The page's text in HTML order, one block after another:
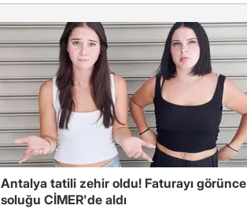
Antalya tatili zehir oldu! Faturayı görünce
soluğu CİMER'de aldı